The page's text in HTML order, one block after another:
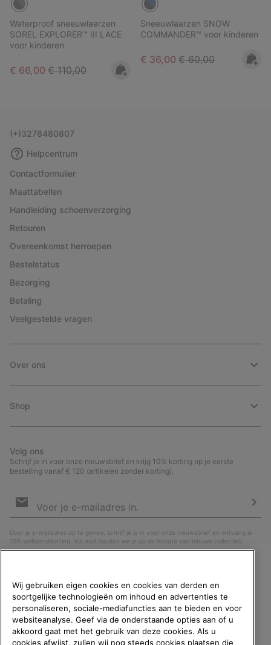
Waterproof sneeuwlaarzen
SOREL EXPLORER™ III LACE
voor kinderen
Sale price:
€ 66,00 Regular price:
€ 110,00
Sneeuwlaarzen SNOW
COMMANDER™ voor kinderen
Sale price:
€ 36,00 Regular price:
€ 60,00
(+)3278480807
Helpcentrum
Contactformulier
Maattabellen
Handleiding schoenverzorging
Retouren
Overeenkomst herroepen
Bestelstatus
Bezorging
Betaling
Veelgestelde vragen
Over ons
Shop
Volg ons
Schrijf je in voor onze nieuwsbrief en krijg 10% korting op je eerste
bestelling vanaf € 120 (artikelen zonder korting).
voor
Door je e-mailadres op te geven, schrijf je je in voor onze nieuwsbrief en ontvang je
10% welkomstkorting. Via mail houden we je op de hoogte van nieuwe collecties,
aanbiedingen en evenementen. In onzePrivacyverklaringlees je hoe we je gegevens
WELKOM BIJ SOREL.
SELECTEER JE
VERZENDLOCATIE.
Online shoppen beschikbaar
Wij gebruiken eigen cookies en cookies van derden en
soortgelijke technologieën om inhoud en advertenties te
personaliseren, sociale-mediafuncties aan te bieden en voor
websiteanalyse. Geef via de onderstaande opties aan of u
akkoord gaat met het gebruik van deze cookies. Als u
cookies afwijst, zullen wij nog steeds cookies plaatsen die